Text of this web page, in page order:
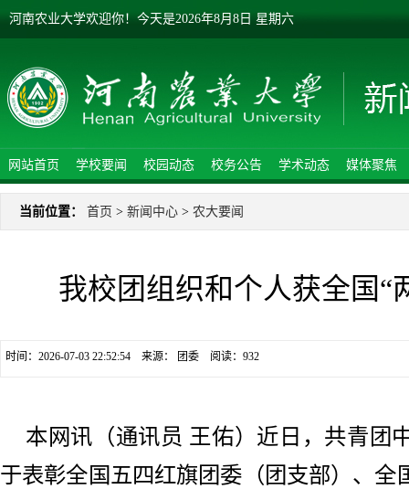
河南农业大学欢迎你！ 今天是2026年8月8日 星期六
网站首页 学校要闻 校园动态 校务公告 学术动态 媒体聚焦
当前位置： 首页 > 新闻中心 > 农大要闻
我校团组织和个人获全国“
时间：2026-07-03 22:52:54 来源： 团委 阅读： 932
本网讯（通讯员 王佑）近日，共青团
于表彰全国五四红旗团委（团支部）、全